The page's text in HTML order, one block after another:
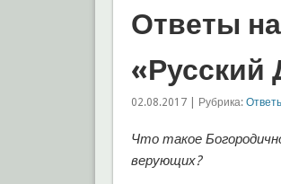
Ответы
«Русский
02.08.2017 | Рубрика:
Что такое
верующих?